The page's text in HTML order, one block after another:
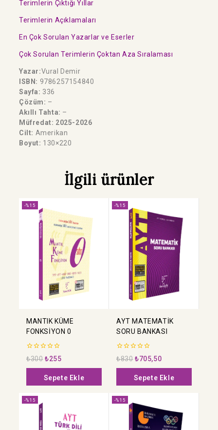
Terimlerin Çıktığı Yıllar
Terimlerin Açıklamaları
En Çok Sorulan Yazarlar ve Eserler
Çok Sorulan Terimlerin Çoktan Aza Sıralaması
Yazar:Vural Demir
ISBN: 9786257154840
Sayfa: 336
Çözüm: –
Akıllı Tahta: –
Müfredat: 2025-2026
Cilt: Amerikan
Boyut: 130×220
İlgili ürünler
-%15
MANTIK KÜME
FONKSİYON 0
0
5
üzerinden
₺300 ₺255
Sepete Ekle
-%15
AYT MATEMATİK
SORU BANKASI
0
5
üzerinden
₺830 ₺705,50
Sepete Ekle
-%15 -%15